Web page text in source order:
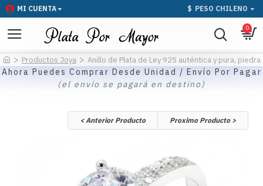
MI CUENTA $ PESO CHILENO
0
Productos Joya Anillo de Plata de Ley 925 auténtica y pura,
Ahora Puedes Comprar Desde Unidad / Envío Por Pagar
(el envío se pagará en destino)
< Anterior Producto Proximo Producto >